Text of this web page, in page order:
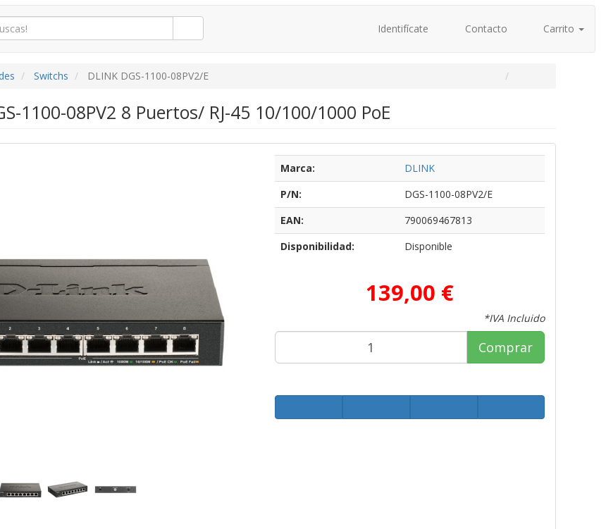
Identifícate Contacto Carrito
Switchs DLINK DGS-1100-08PV2/E
1100-08PV2 8 Puertos/ RJ-45 10/100/1000 PoE
Marca:
DLINK
P/N:
DGS-1100-08PV2/E
EAN:
790069467813
Disponibilidad:
Disponible
139,00 €
*IVA Incluido
Comprar